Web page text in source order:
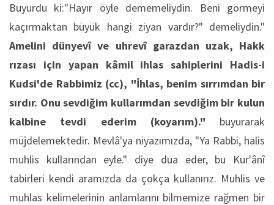
Buyurdu ki:"Hayır öyle dememeliydin. Beni görmeyi
kaçırmaktan büyük hangi ziyan vardır?" demeliydin."
Amelini dünyevî ve uhrevî garazdan uzak, Hakk
rızası için yapan kâmil ihlas sahiplerini Hadis-i
Kudsi'de Rabbimiz (cc), "İhlas, benim sırrımdan bir
sırdır. Onu sevdiğim kullarımdan sevdiğim bir kulun
kalbine tevdi ederim (koyarım)." buyurarak
müjdelemektedir. Mevlâ'ya niyazımızda, "Ya Rabbi, halis
muhlis kullarından eyle." diye dua eder, bu Kur'ânî
tabirleri kendi aramızda da çokça kullanırız. Muhlis ve
muhlas kelimelerinin anlamlarını bilmemize rağmen bir